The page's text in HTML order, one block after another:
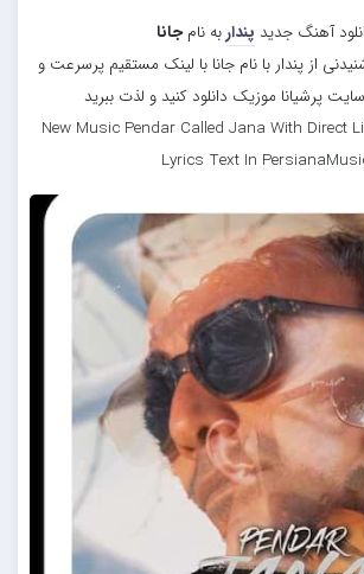
آهنگ جدید پنداربه نامجانا
از پندار با نام جانا با لینک مستقیم پرسرعت و
پرشیانا موزیک دانلود کنید و لذت ببرید
New Music Pendar Called Jana With Direct
Lyrics Text In